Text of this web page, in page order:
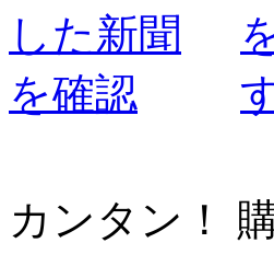
カンタン！